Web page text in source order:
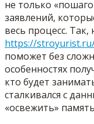
не только
заявлений,
весь процесс.
https://
поможет без
особенностях
кто будет
сталкивался с
«освежить»